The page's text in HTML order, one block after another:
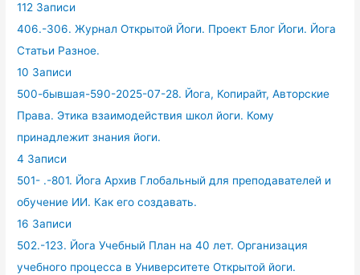
112 Записи
406.-306. Журнал Открытой Йоги. Проект Блог Йоги. Йога
Статьи Разное.
10 Записи
500-бывшая-590-2025-07-28. Йога, Копирайт, Авторские
Права. Этика взаимодействия школ йоги. Кому
принадлежит знания йоги.
4 Записи
501- .-801. Йога Архив Глобальный для преподавателей и
обучение ИИ. Как его создавать.
16 Записи
502.-123. Йога Учебный План на 40 лет. Организация
учебного процесса в Университете Открытой йоги.